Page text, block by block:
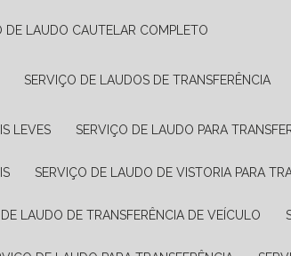
DE LAUDO CAUTELAR COMPLETO
SERVIÇO DE LAUDOS DE TRANSFERÊNCIA
LEVES SERVIÇO DE LAUDO PARA
SERVIÇO DE LAUDO DE VISTORIA PARA
DE LAUDO DE TRANSFERÊNCIA DE VEÍCULO